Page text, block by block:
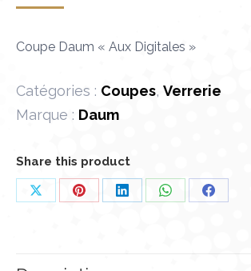
Coupe Daum « Aux Digitales »
Catégories : Coupes, Verrerie
Marque : Daum
Share this product
PartagerPartagerPartagerPartagerPartager